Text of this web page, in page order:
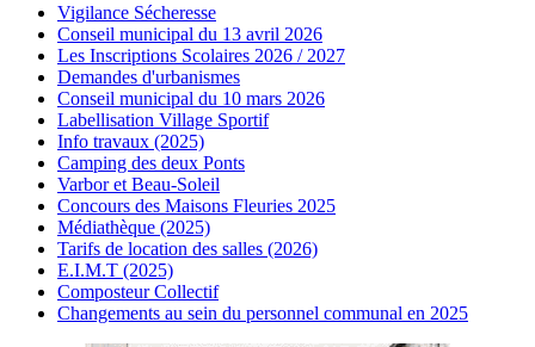
Vigilance Sécheresse
Conseil municipal du 13 avril 2026
Les Inscriptions Scolaires 2026 / 2027
Demandes d'urbanismes
Conseil municipal du 10 mars 2026
Labellisation Village Sportif
Info travaux (2025)
Camping des deux Ponts
Varbor et Beau-Soleil
Concours des Maisons Fleuries 2025
Médiathèque (2025)
Tarifs de location des salles (2026)
E.I.M.T (2025)
Composteur Collectif
Changements au sein du personnel communal en 2025